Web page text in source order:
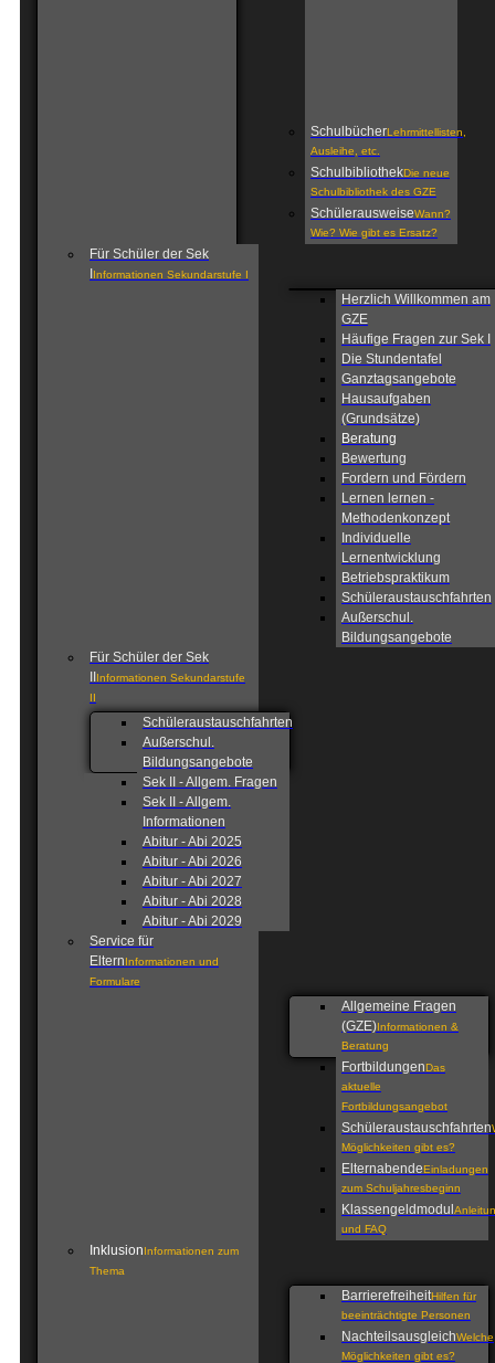
SchulbücherLehrmittellisten,
Ausleihe, etc.
SchulbibliothekDie neue
Schulbibliothek des GZE
SchülerausweiseWann?
Wie? Wie gibt es Ersatz?
Für Schüler der Sek
Informationen Sekundarstufe I
Herzlich Willkommen am
GZE
Häufige Fragen zur Sek I
Die Stundentafel
Ganztagsangebote
Hausaufgaben
(Grundsätze)
Beratung
Bewertung
Fordern und Fördern
Lernen lernen -
Methodenkonzept
Individuelle
Lernentwicklung
Betriebspraktikum
Schüleraustauschfahrten
Außerschul.
Bildungsangebote
Für Schüler der Sek
Informationen Sekundarstufe
II
Schüleraustauschfahrten
Außerschul.
Bildungsangebote
Sek II - Allgem. Fragen
Sek II - Allgem.
Informationen
Abitur - Abi 2025
Abitur - Abi 2026
Abitur - Abi 2027
Abitur - Abi 2028
Abitur - Abi 2029
Service für
ElternInformationen und
Formulare
Allgemeine Fragen
(GZE)Informationen &
Beratung
FortbildungenDas
aktuelle
Fortbildungsangebot
Schüleraustauschfahrten
Möglichkeiten gibt es?
ElternabendeEinladungen
zum Schuljahresbeginn
Klassengeldmodul
und FAQ
InklusionInformationen zum
Thema
BarrierefreiheitHilfen für
beeinträchtigte Personen
NachteilsausgleichWelche
Möglichkeiten gibt es?